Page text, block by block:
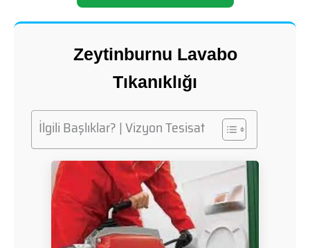
Zeytinburnu Lavabo
Tıkanıklığı
İlgili Başlıklar? | Vizyon Tesisat